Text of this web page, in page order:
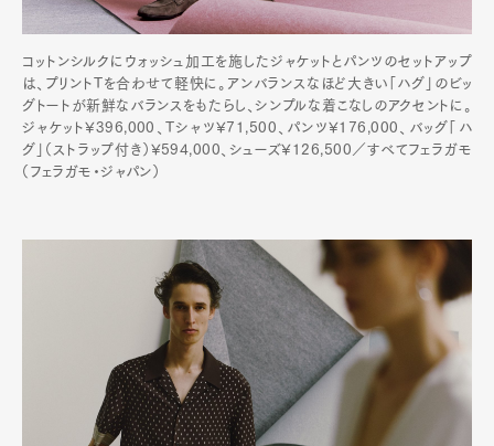
コットンシルクにウォッシュ加工を施したジャケットとパンツのセットアップ
は、プリントTを合わせて軽快に。アンバランスなほど大きい「ハグ」のビッ
グトートが新鮮なバランスをもたらし、シンプルな着こなしのアクセントに。
ジャケット¥396,000、Tシャツ¥71,500、パンツ¥176,000、バッグ「ハ
グ」（ストラップ付き）¥594,000、シューズ¥126,500／すべてフェラガモ
（フェラガモ・ジャパン）